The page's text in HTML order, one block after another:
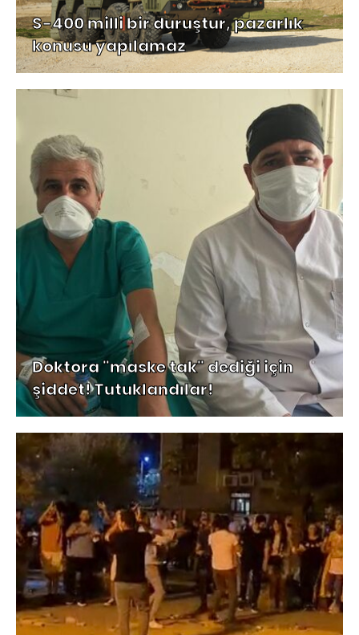
S-400 milli bir duruştur, pazarlık
konusu yapılamaz
Doktora "maske tak" dediği için
şiddet! Tutuklandılar!